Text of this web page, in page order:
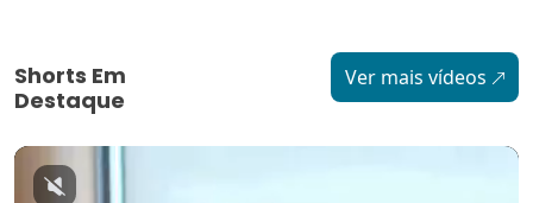
Shorts Em
Destaque
Ver mais vídeos